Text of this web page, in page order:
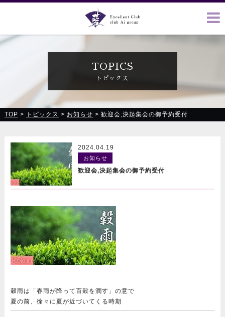
クラブ藍(あい)、クラブ恋(れん)、ルミナス、浪漫館で皆様の
お越しをお待ちしております
TOPICS
トピックス
TOP > トピックス > お知らせ > 歓迎会,決起集会の御予約受付
2024.04.19
お知らせ
歓迎会,決起集会の御予約受付
穀雨は「春雨が降って百穀を潤す」の意で
夏の前、徐々に夏が近づいてくる時期